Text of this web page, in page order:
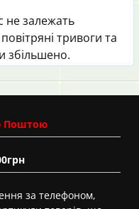
не залежать
тривоги та
збільшено.
Поштою
за телефоном,